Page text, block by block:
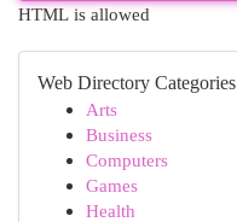
HTML is allowed
Web Directory Categories
Arts
Business
Computers
Games
Health